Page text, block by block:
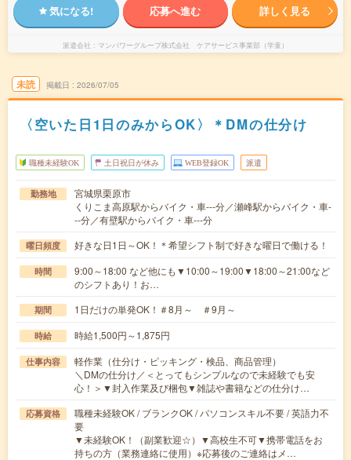
気になる! 応募へ進む 詳しく見る
派遣会社 マンパワーグループ株式会社 ケアサービス事業部（学童）
未読 掲載日 2026/07/05
〈空いた日1日のみからOK〉＊DMの仕分け
職種未経験OK 土日祝日が休み WEB登録OK 派遣
勤務地
宮城県栗原市
くりこま高原駅からバイク・車---分／瀬峰駅からバイク・車-
--分／有壁駅からバイク・車---分
曜日頻度 好きな日1日～OK！＊希望シフト制で好きな曜日で働ける！
時間
9:00～18:00 など他にも▼10:00～19:00▼18:00～21:00など
のシフトあり！お…
期間 1日だけの単発OK！＃8月～ ＃9月～
時給 時給1,500円～1,875円
仕事内容
軽作業（仕分け・ピッキング・検品、商品管理）
＼DMの仕分け／＜とってもシンプルなので未経験でも安
心！＞▼封入作業及び梱包▼雑誌や書籍などの仕分け…
応募資格
職種未経験OK / ブランクOK / パソコンスキル不要 / 英語力不
要
▼未経験OK！（副業歓迎☆）▼高校生不可▼携帯電話をお
持ちの方（業務連絡に使用）※応募後のご連絡はメ…